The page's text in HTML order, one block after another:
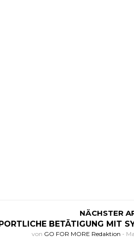
NÄCHSTER
BETÄTIGUNG MIT
von GO FOR MORE Redaktion -